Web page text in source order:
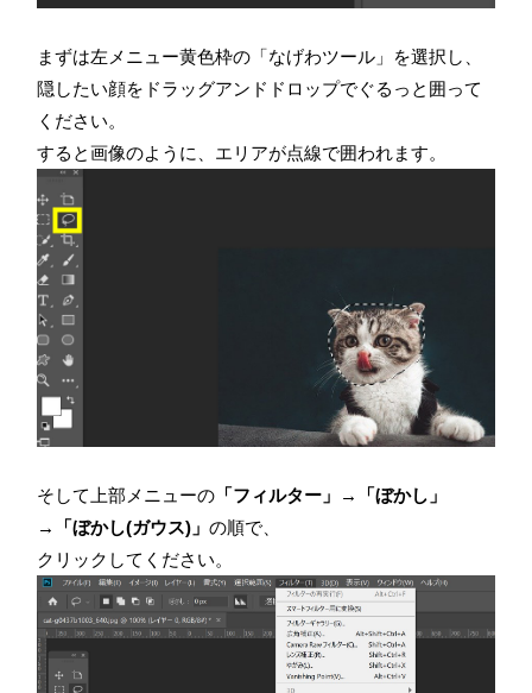
まずは左メニュー黄色枠の「なげわツール」を選択し、
隠したい顔をドラッグアンドドロップでぐるっと囲って
ください。
すると画像のように、エリアが点線で囲われます。
そして上部メニューの 「フィルター」→「ぼかし」
→「ぼかし(ガウス)」 の順で、
クリックしてください。